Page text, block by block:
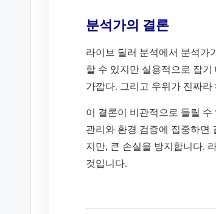
분석가의 결론
라이브 딜러 분석에서 분석가
할 수 있지만 실용적으로 잡
가깝다. 그리고 우위가 진짜
이 결론이 비관적으로 들릴
관리와 환경 검증에 집중하면
지만, 큰 손실을 방지합니다.
것입니다.